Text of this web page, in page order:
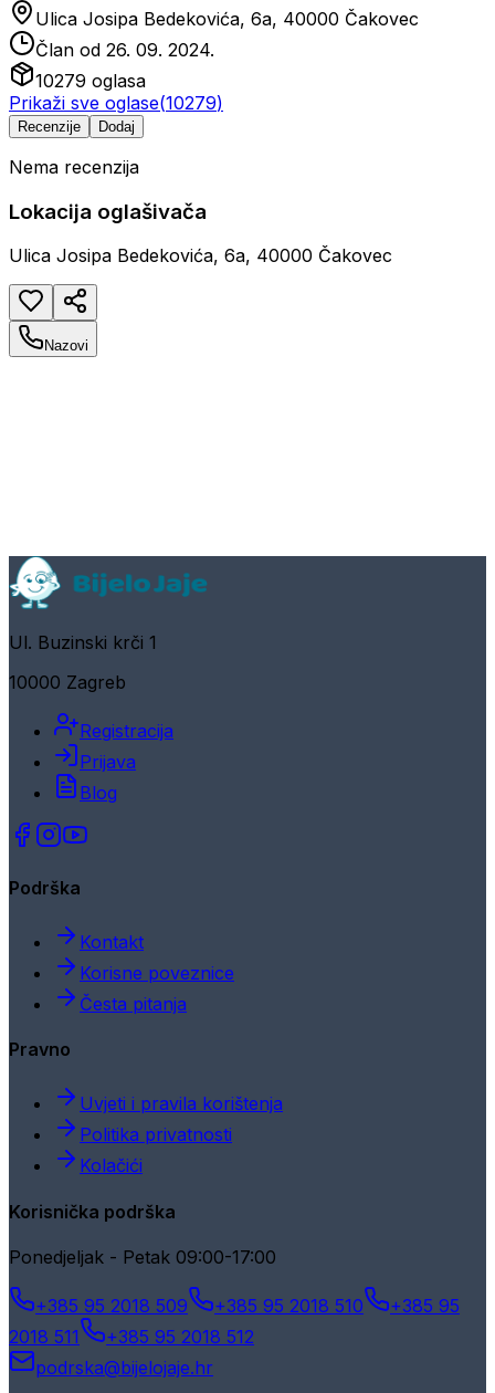
Ulica Josipa Bedekovića, 6a, 40000 Čakovec
Član od 26. 09. 2024.
10279 oglasa
Prikaži sve oglase(10279)
Recenzije Dodaj
Nema recenzija
Lokacija oglašivača
Ulica Josipa Bedekovića, 6a, 40000 Čakovec
Nazovi
Ul. Buzinski krči 1
10000 Zagreb
Registracija
Prijava
Blog
Podrška
Kontakt
Korisne poveznice
Česta pitanja
Pravno
Uvjeti i pravila korištenja
Politika privatnosti
Kolačići
Korisnička podrška
Ponedjeljak - Petak 09:00-17:00
+385 95 2018 509 +385 95 2018 510
+385 95
2018 511
+385 95 2018 512
podrska@bijelojaje.hr